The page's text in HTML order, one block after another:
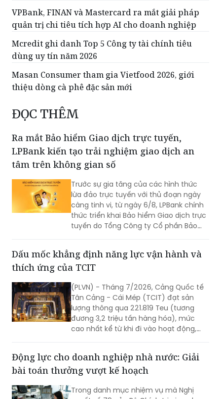
VPBank, FINAN và Mastercard ra mắt giải pháp
quản trị chi tiêu tích hợp AI cho doanh nghiệp
Mcredit ghi danh Top 5 Công ty tài chính tiêu
dùng uy tín năm 2026
Masan Consumer tham gia Vietfood 2026, giới
thiệu dòng cà phê đặc sản mới
ĐỌC THÊM
Ra mắt Bảo hiểm Giao dịch trực tuyến,
LPBank kiến tạo trải nghiệm giao dịch an
tâm trên không gian số
Trước sự gia tăng của các hình thức
lừa đảo trực tuyến với thủ đoạn ngày
càng tinh vi, từ ngày 6/8, LPBank chính
thức triển khai Bảo hiểm Giao dịch trực
tuyến do Tổng Công ty Cổ phần Bảo
Dấu mốc khẳng định năng lực vận hành và
thích ứng của TCIT
(PLVN) - Tháng 7/2026, Cảng Quốc tế
Tân Cảng - Cái Mép (TCIT) đạt sản
lượng thông qua 221.819 Teu (tương
đương 3,2 triệu tấn hàng hóa), mức
cao nhất kể từ khi đi vào hoạt động,
dấu bước tăng trưởng về sản lượng mà
còn khẳng định năng lực vận hành, khả
của TCIT trong bối cảnh thị trường vận
Động lực cho doanh nghiệp nhà nước: Giải
bài toán thưởng vượt kế hoạch
Trong danh mục nhiệm vụ mà Nghị